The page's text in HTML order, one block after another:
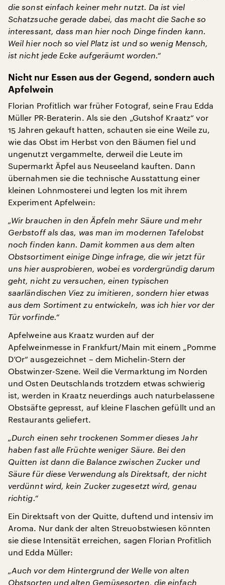
die sonst einfach keiner mehr nutzt. Da ist viel
Schatzsuche gerade dabei, das macht die Sache so
interessant, dass man hier noch Dinge finden kann.
Weil hier noch so viel Platz ist und so wenig Mensch,
ist nicht jede Ecke aufgeräumt worden.“
Nicht nur Essen aus der Gegend, sondern auch
Apfelwein
Florian Profitlich war früher Fotograf, seine Frau Edda
Müller PR-Beraterin. Als sie den „Gutshof Kraatz“ vor
15 Jahren gekauft hatten, schauten sie eine Weile zu,
wie das Obst im Herbst von den Bäumen fiel und
ungenutzt vergammelte, derweil die Leute im
Supermarkt Äpfel aus Neuseeland kauften. Dann
übernahmen sie die technische Ausstattung einer
kleinen Lohnmosterei und legten los mit ihrem
Experiment Apfelwein:
„Wir brauchen in den Äpfeln mehr Säure und mehr
Gerbstoff als das, was man im modernen Tafelobst
noch finden kann. Damit kommen aus dem alten
Obstsortiment einige Dinge infrage, die wir jetzt für
uns hier ausprobieren, wobei es vordergründig darum
geht, nicht zu versuchen, einen typischen
saarländischen Viez zu imitieren, sondern hier etwas
aus dem Sortiment zu entwickeln, was ich hier vor der
Tür vorfinde.“
Apfelweine aus Kraatz wurden auf der
Apfelweinmesse in Frankfurt/Main mit einem „Pomme
D’Or“ ausgezeichnet – dem Michelin-Stern der
Obstwinzer-Szene. Weil die Vermarktung im Norden
und Osten Deutschlands trotzdem etwas schwierig
ist, werden in Kraatz neuerdings auch naturbelassene
Obstsäfte gepresst, auf kleine Flaschen gefüllt und an
Restaurants geliefert.
„Durch einen sehr trockenen Sommer dieses Jahr
haben fast alle Früchte weniger Säure. Bei den
Quitten ist dann die Balance zwischen Zucker und
Säure für diese Verwendung als Direktsaft, der nicht
verdünnt wird, kein Zucker zugesetzt wird, genau
richtig.“
Ein Direktsaft von der Quitte, duftend und intensiv im
Aroma. Nur dank der alten Streuobstwiesen könnten
sie diese Intensität erreichen, sagen Florian Profitlich
und Edda Müller:
„Auch vor dem Hintergrund der Welle von alten
Obstsorten und alten Gemüsesorten, die einfach